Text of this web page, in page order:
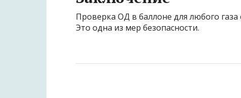
Проверка ОД в баллоне для любого
Это одна из мер безопасности.